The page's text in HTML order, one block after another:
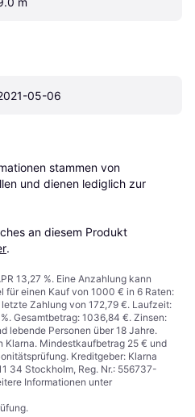
05-06
stammen von
und dienen lediglich zur
an diesem Produkt
.
13,27 %. Eine Anzahlung kann
für einen Kauf von 1000 € in 6 Raten:
Zahlung von 172,79 €. Laufzeit:
Gesamtbetrag: 1036,84 €. Zinsen:
lebende Personen über 18 Jahre.
Klarna. Mindestkaufbetrag 25 € und
Kreditgeber: Klarna
34 Stockholm, Reg. Nr.: 556737-
Informationen unter